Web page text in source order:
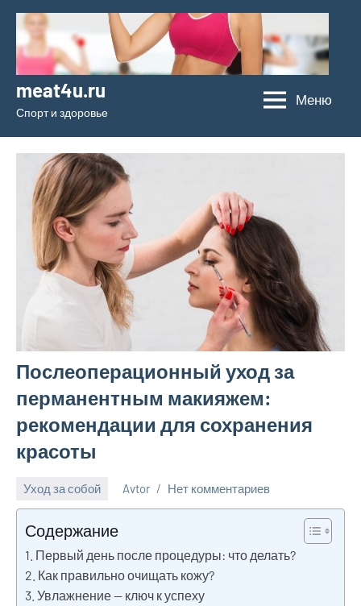
Перейти
содержимому
meat4u.ru
Спорт и здоровье
Меню
Послеоперационный уход за
перманентным макияжем:
рекомендации для сохранения
красоты
Уход за собой
2025
Avtor Нет комментариев
Содержание
Первый день после процедуры: что делать?
Как правильно очищать кожу?
Увлажнение — ключ к успеху